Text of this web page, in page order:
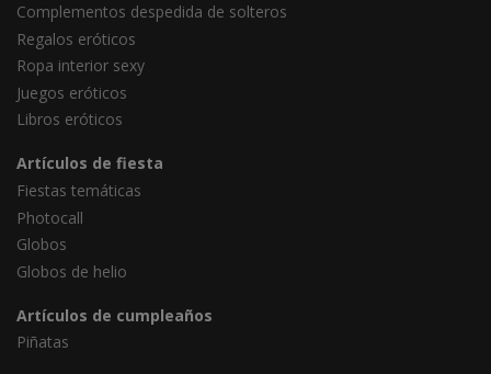
Complementos despedida de solteros
Regalos eróticos
Ropa interior sexy
Juegos eróticos
Libros eróticos
Artículos de fiesta
Fiestas temáticas
Photocall
Globos
Globos de helio
Artículos de cumpleaños
Piñatas